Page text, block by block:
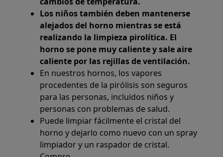
Los niños también deben mantenerse
alejados del horno mientras se está
realizando la limpieza pirolítica. El
horno se pone muy caliente y sale aire
caliente por las rejillas de ventilación.
En nuestros hornos, los vapores
procedentes de la pirólisis son seguros
para las personas, incluidos niños y
personas con problemas de salud.
Puede limpiar fácilmente el cristal del
horno y dejarlo como nuevo con un spray
limpiador y un raspador de cristal.